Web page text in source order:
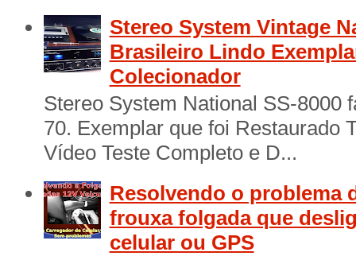
Stereo System Vintage
Brasileiro Lindo
Colecionador
Stereo System National SS-8000
70. Exemplar que foi Restaurado
Vídeo Teste Completo e D...
Resolvendo o problema
frouxa folgada que
celular ou GPS